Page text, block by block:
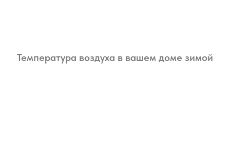
Температура воздуха в вашем доме зимой